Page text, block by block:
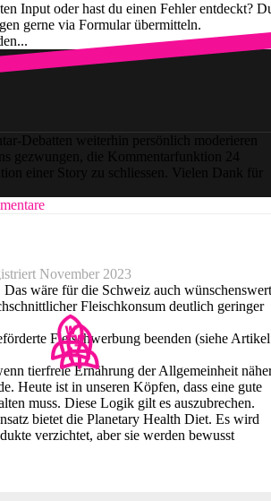
Input oder hast du einen Fehler entdeckt?
gerne via Formular übermitteln.
Debatten weiterhin persönlich moderieren
gezwungen, die Kommentarfunktion 24
einer Story zu schliessen. Vielen Dank für
November 2023
wäre für die Schweiz auch
Fleischkonsum deutlich geringer
Fleischwerbung beenden (siehe Artikel
tierfreie Ernährung der Allgemeinheit
Heute ist in unseren Köpfen, dass eine gute
muss. Diese Logik gilt es auszubrechen.
bietet die Planetary Health Diet. Es wird
verzichtet, aber sie werden bewusst